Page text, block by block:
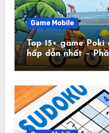
Game Mobile
Top 15+ game
hấp dẫn nhất –